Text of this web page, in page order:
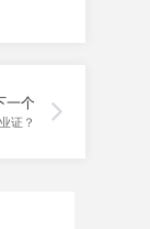
一个
证？